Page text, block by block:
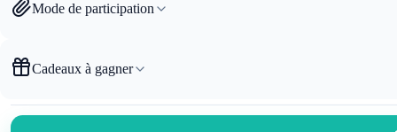
Mode de participation
Cadeaux à gagner